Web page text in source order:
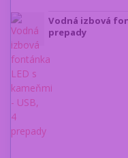
Vodná izbová
prepady